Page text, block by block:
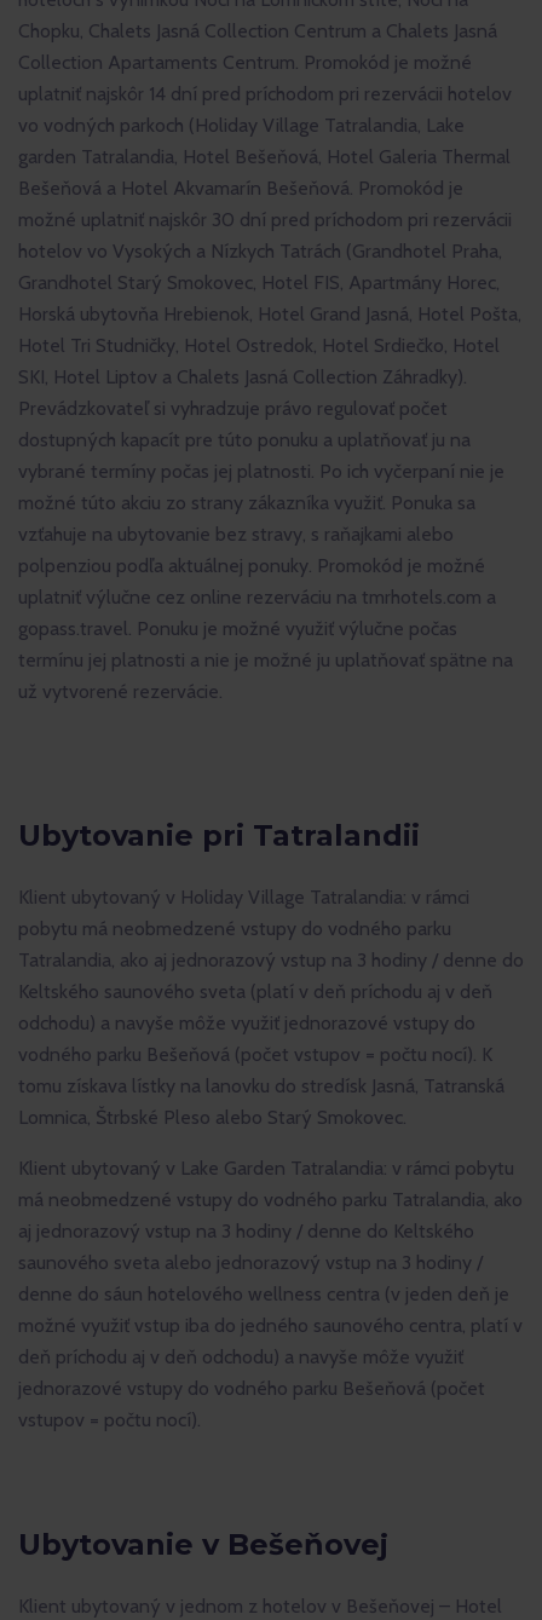
Chopku, Chalets Jasná Collection Centrum a Chalets Jasná
Collection Apartaments Centrum. Promokód je možné
uplatniť najskôr 14 dní pred príchodom pri rezervácii hotelov
vo vodných parkoch (Holiday Village Tatralandia, Lake
garden Tatralandia, Hotel Bešeňová, Hotel Galeria Thermal
Bešeňová a Hotel Akvamarín Bešeňová. Promokód je
možné uplatniť najskôr 30 dní pred príchodom pri rezervácii
hotelov vo Vysokých a Nízkych Tatrách (Grandhotel Praha,
Grandhotel Starý Smokovec, Hotel FIS, Apartmány Horec,
Horská ubytovňa Hrebienok, Hotel Grand Jasná, Hotel Pošta,
Hotel Tri Studničky, Hotel Ostredok, Hotel Srdiečko, Hotel
SKI, Hotel Liptov a Chalets Jasná Collection Záhradky).
Prevádzkovateľ si vyhradzuje právo regulovať počet
dostupných kapacít pre túto ponuku a uplatňovať ju na
vybrané termíny počas jej platnosti. Po ich vyčerpaní nie je
možné túto akciu zo strany zákazníka využiť. Ponuka sa
vzťahuje na ubytovanie bez stravy, s raňajkami alebo
polpenziou podľa aktuálnej ponuky. Promokód je možné
uplatniť výlučne cez online rezerváciu na tmrhotels.com a
gopass.travel. Ponuku je možné využiť výlučne počas
termínu jej platnosti a nie je možné ju uplatňovať spätne na
už vytvorené rezervácie.
Ubytovanie pri Tatralandii
Klient ubytovaný v Holiday Village Tatralandia: v rámci
pobytu má neobmedzené vstupy do vodného parku
Tatralandia, ako aj jednorazový vstup na 3 hodiny / denne do
Keltského saunového sveta (platí v deň príchodu aj v deň
odchodu) a navyše môže využiť jednorazové vstupy do
vodného parku Bešeňová (počet vstupov = počtu nocí). K
tomu získava lístky na lanovku do stredísk Jasná, Tatranská
Lomnica, Štrbské Pleso alebo Starý Smokovec.
Klient ubytovaný v Lake Garden Tatralandia: v rámci pobytu
má neobmedzené vstupy do vodného parku Tatralandia, ako
aj jednorazový vstup na 3 hodiny / denne do Keltského
saunového sveta alebo jednorazový vstup na 3 hodiny /
denne do sáun hotelového wellness centra (v jeden deň je
možné využiť vstup iba do jedného saunového centra, platí v
deň príchodu aj v deň odchodu) a navyše môže využiť
jednorazové vstupy do vodného parku Bešeňová (počet
vstupov = počtu nocí).
Ubytovanie v Bešeňovej
Klient ubytovaný v jednom z hotelov v Bešeňovej – Hotel